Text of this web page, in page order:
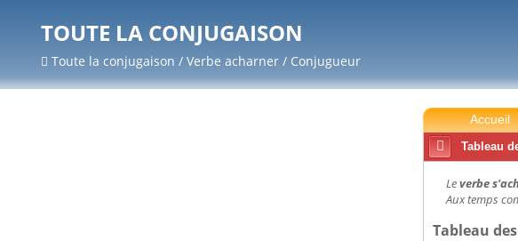
TOUTE LA CONJUGAISON
Toute la conjugaison / Verbe acharner / Conjugueur
Accueil

Tableau
Leverbe
Aux temps
Tableau